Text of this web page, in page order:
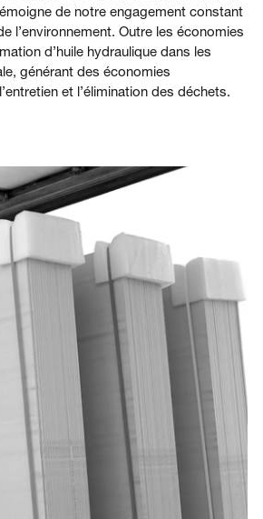
de notre engagement constant
l’environnement. Outre les économies
d’huile hydraulique dans les
générant des économies
et l’élimination des déchets.